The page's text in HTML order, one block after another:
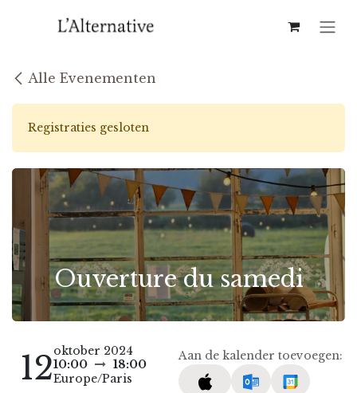
Alle Evenementen
Registraties gesloten
Ouverture du samedi
12oktober 2024
10:00
18:00
Europe/Paris
Aan de kalender toevoegen: